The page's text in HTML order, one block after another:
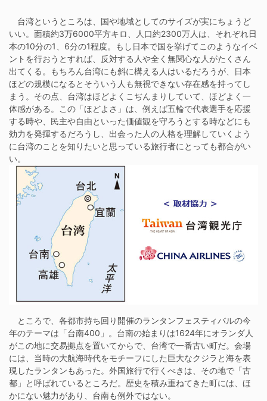
台湾というところは、国や地域としてのサイズが実にちょうど
いい。面積約3万6000平方キロ、人口約2300万人は、それぞれ日
本の10分の1、6分の1程度。もし日本で国を挙げてこのようなイベ
ントを行おうとすれば、反対する人や全く無関心な人がたくさん
出てくる。もちろん台湾にも斜に構える人はいるだろうが、日本
ほどの規模になるとそういう人も無視できない存在感を持ってし
まう。その点、台湾はほどよくこぢんまりしていて、ほどよく一
体感がある。この「ほどよさ」は、例えば五輪で代表選手を応援
する時や、民主や自由といった価値観を守ろうとする時などにも
効力を発揮するだろうし、出会った人の人格を理解していくよう
に台湾のことを知りたいと思っている旅行者にとっても都合がい
い。
ところで、各都市持ち回り開催のランタンフェスティバルの今
年のテーマは「台南400」。台南の始まりは1624年にオランダ人
がこの地に交易拠点を置いてからで、台湾で一番古い町だ。会場
には、当時の大航海時代をモチーフにした巨大なクジラと海を表
現したランタンもあった。外国旅行で行くべきは、その地で「古
都」と呼ばれているところだ。歴史を積み重ねてきた町には、ほ
かにない魅力があり、台南も例外ではない。